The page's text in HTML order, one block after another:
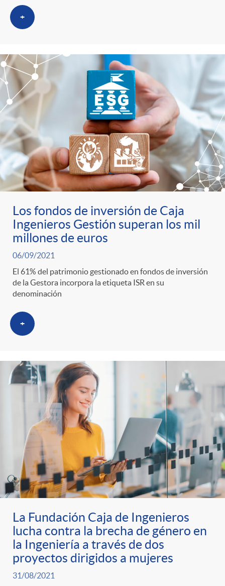
+
Los fondos de inversión de Caja
Ingenieros Gestión superan los mil
millones de euros
06/09/2021
El 61% del patrimonio gestionado en fondos de inversión
de la Gestora incorpora la etiqueta ISR en su
denominación
+
La Fundación Caja de Ingenieros
lucha contra la brecha de género en
la Ingeniería a través de dos
proyectos dirigidos a mujeres
31/08/2021